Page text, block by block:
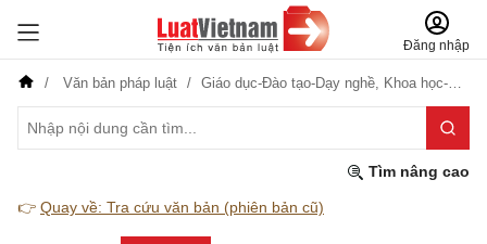
Đăng nhập
Văn bản pháp luật Giáo dục-Đào tạo-Dạy nghề, Khoa học-Công nghệ
Tìm nâng cao
👉 Quay về: Tra cứu văn bản (phiên bản cũ)